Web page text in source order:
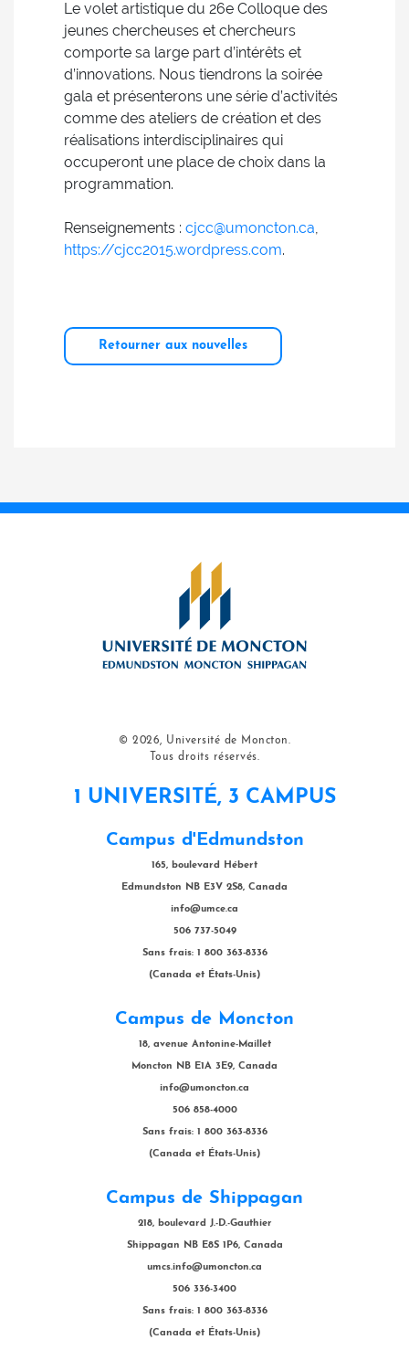
Le volet artistique du 26e Colloque des
jeunes chercheuses et chercheurs
comporte sa large part d’intérêts et
d’innovations. Nous tiendrons la soirée
gala et présenterons une série d’activités
comme des ateliers de création et des
réalisations interdisciplinaires qui
occuperont une place de choix dans la
programmation.
Renseignements : cjcc@umoncton.ca,
https://cjcc2015.wordpress.com.
Retourner aux nouvelles
© 2026, Université de Moncton.
Tous droits réservés.
1 UNIVERSITÉ, 3 CAMPUS
Campus d'Edmundston
165, boulevard Hébert
Edmundston NB E3V 2S8, Canada
info@umce.ca
506 737-5049
Sans frais: 1 800 363-8336
(Canada et États-Unis)
Campus de Moncton
18, avenue Antonine-Maillet
Moncton NB E1A 3E9, Canada
info@umoncton.ca
506 858-4000
Sans frais: 1 800 363-8336
(Canada et États-Unis)
Campus de Shippagan
218, boulevard J.-D.-Gauthier
Shippagan NB E8S 1P6, Canada
umcs.info@umoncton.ca
506 336-3400
Sans frais: 1 800 363-8336
(Canada et États-Unis)